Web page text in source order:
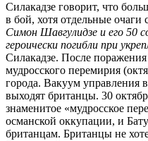
Силакадзе говорит, что
в бой, хотя отдельные
Симон Шавгулидзе и его 50
героически погибли при
Силакадзе. После
мудросского перемирия
города. Вакуум управления
выходят британцы. 30
знаменитое «мудросское
османской оккупации, и
британцам. Британцы не